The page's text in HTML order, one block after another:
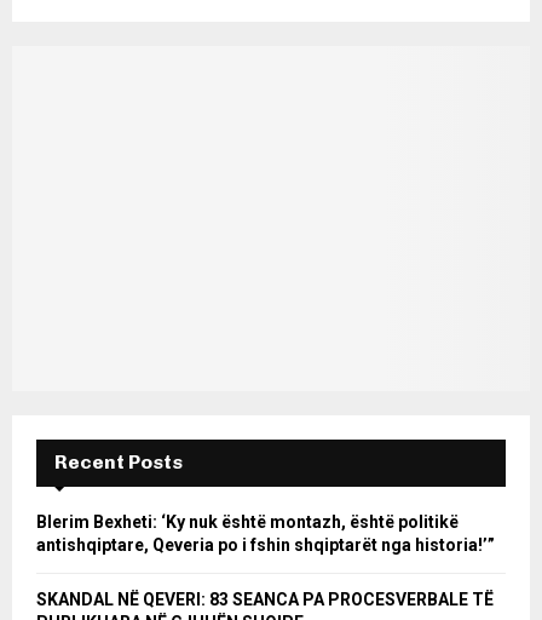
Recent Posts
Blerim Bexheti: ‘Ky nuk është montazh, është politikë
antishqiptare, Qeveria po i fshin shqiptarët nga historia!’”
SKANDAL NË QEVERI: 83 SEANCA PA PROCESVERBALE TË